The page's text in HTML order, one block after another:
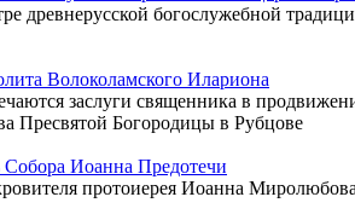
древнерусской богослужебной
Волоколамского Илариона
заслуги священника в
Пресвятой Богородицы в Рубцове
Собора Иоанна Предотечи
протоиерея Иоанна